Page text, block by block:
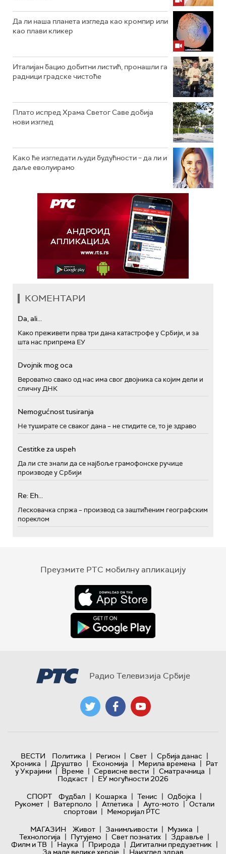
Да ли наша планета изгледа као кромпир или
као плави кликер
Италијан бацио добитни листић, пронашли га
радници градске чистоће
Плато испред Храма Светог Саве добија
нови изглед
Како ће изгледати људи будућности – да ли и
даље еволуирамо
КОМЕНТАРИ
Da, ali...
Како преживети прва три дана катастрофе у Србији, и за
шта нас припрема ЕУ
Dvojnik mog oca
Вероватно свако од нас има свог двојника са којим дели и
сличну ДНК
Nemogućnost tusiranja
Не туширате се сваког дана – не стидите се, то је здраво
Cestitke za uspeh
Да ли сте знали да се најбоље грамофонске ручице
производе у Србији
Re: Eh...
Лесковачка спржа – производ са заштићеним географским
пореклом
Преузмите РТС мобилну апликацију
Радио Телевизија Србије
ВЕСТИ Политика | Регион | Свет | Србија данас |
Хроника | Друштво | Економија | Мерила времена | Рат
у Украјини | Време | Сервисне вести | Сматрачница |
Подкаст | ЕУ могућности 2026
СПОРТ
Фудбал | Кошарка | Тенис | Одбојка |
Рукомет | Ватерполо | Атлетика | Ауто-мото | Остали
спортови | Меморијал РТС
МАГАЗИН
Живот | Занимљивости | Музика |
Технологијa | Путујемо | Свет познатих | Здравље |
Филм и ТВ | Наука | Природа | Дигитални предузетник |
За мале велике хероје | Наизглед здрав